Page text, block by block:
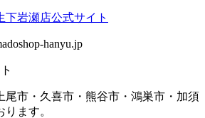
岩瀬店公式サイト
hanyu.jp
尾市・久喜市・熊谷市・鴻巣市・加須
ます。